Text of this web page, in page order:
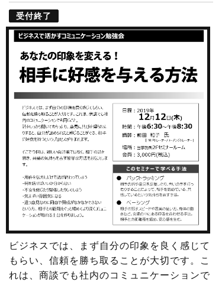
受付終了
ビジネスでは、まず自分の印象を良く感じて
もらい、信頼を勝ち取ることが大切です。こ
れは、商談でも社内のコミュニケーションで